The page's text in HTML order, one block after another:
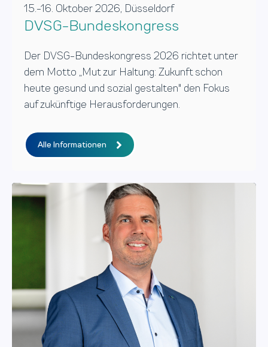
15.-16. Oktober 2026, Düsseldorf
DVSG-Bundeskongress
Der DVSG-Bundeskongress 2026 richtet unter
dem Motto „Mut zur Haltung: Zukunft schon
heute gesund und sozial gestalten" den Fokus
auf zukünftige Herausforderungen.
Alle Informationen